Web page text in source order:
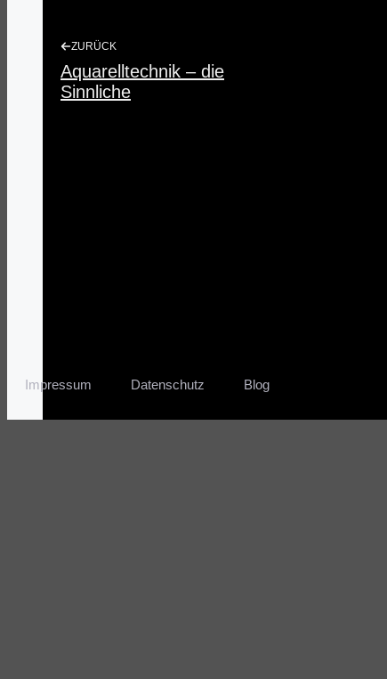
ZURÜCK
Aquarelltechnik – die
Sinnliche
Impressum Datenschutz Blog